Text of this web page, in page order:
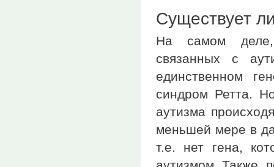
Существует
На самом деле,
связанных с
единственном
синдром Ретта.
аутизма
меньшей мере в
т.е. нет гена,